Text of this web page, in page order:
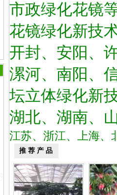
市政绿化花镜
花镜绿化新技
开封、安阳、
漯河、南阳、
坛立体绿化新
湖北、湖南、
江苏、浙江、上海、
推荐产品